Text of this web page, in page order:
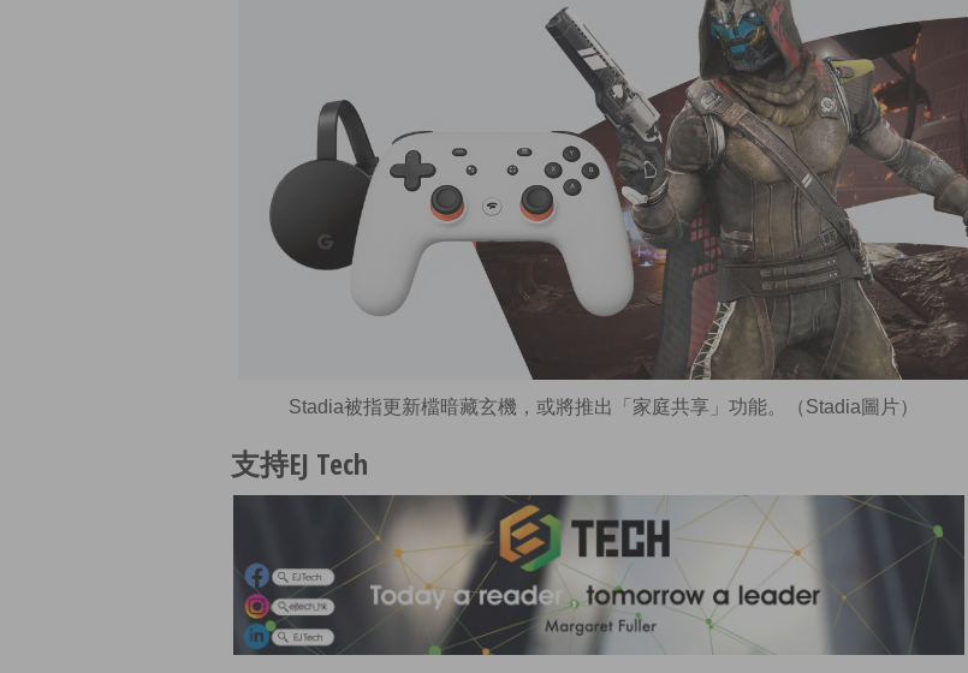
Stadia被指更新檔暗藏玄機，或將推出「家庭共享」功能。（Stadia圖片）
支持EJ Tech